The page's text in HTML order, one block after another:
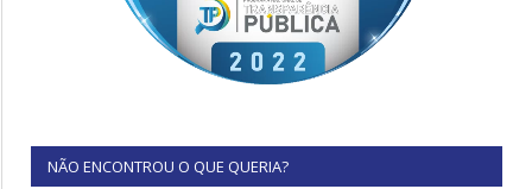
NÃO ENCONTROU O QUE QUERIA?